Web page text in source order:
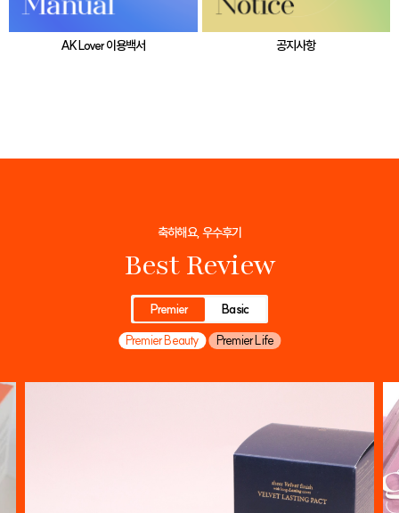
AK Lover 이용백서 공지사항
축하해요, 우수후기
Best Review
Premier
Basic
Premier Beauty
Premier Life